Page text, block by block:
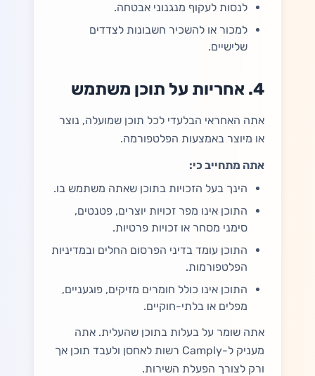
לנסות לעקוף מנגנוני אבטחה.
למכור או להשכיר חשבונות לצדדים
שלישיים.
4. אחריות על תוכן משתמש
אתה האחראי הבלעדי לכל תוכן שמועלה, נוצר
או מיוצר באמצעות הפלטפורמה.
אתה מתחייב כי:
הינך בעל הזכויות בתוכן שאתה משתמש בו.
התוכן אינו מפר זכויות יוצרים, פטנטים,
סימני מסחר או זכויות פרטיות.
התוכן עומד בדיני הפרסום החלים ובמדיניות
הפלטפורמות.
התוכן אינו כולל חומרים מזיקים, פוגעניים,
מפלים או בלתי-חוקיים.
אתה שומר על בעלות בתוכן שהעלית. אתה
מעניק ל-Camply רשות לאחסן ולעבד תוכן אך
ורק לצורך הפעלת השירות.